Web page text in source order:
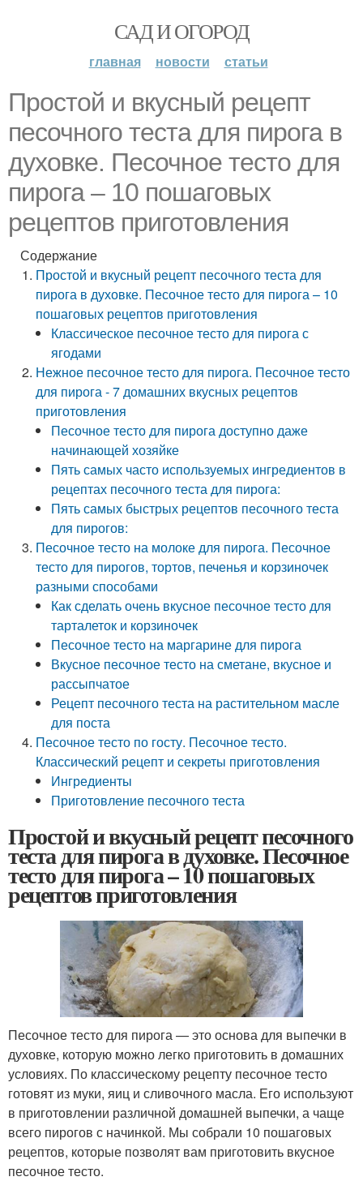
САД И ОГОРОД
главная новости статьи
Простой и вкусный рецепт
песочного теста для пирога в
духовке. Песочное тесто для
пирога – 10 пошаговых
рецептов приготовления
Содержание
Простой и вкусный рецепт песочного теста для
пирога в духовке. Песочное тесто для пирога – 10
пошаговых рецептов приготовления
Классическое песочное тесто для пирога с
ягодами
Нежное песочное тесто для пирога. Песочное тесто
для пирога - 7 домашних вкусных рецептов
приготовления
Песочное тесто для пирога доступно даже
начинающей хозяйке
Пять самых часто используемых ингредиентов в
рецептах песочного теста для пирога:
Пять самых быстрых рецептов песочного теста
для пирогов:
Песочное тесто на молоке для пирога. Песочное
тесто для пирогов, тортов, печенья и корзиночек
разными способами
Как сделать очень вкусное песочное тесто для
тарталеток и корзиночек
Песочное тесто на маргарине для пирога
Вкусное песочное тесто на сметане, вкусное и
рассыпчатое
Рецепт песочного теста на растительном масле
для поста
Песочное тесто по госту. Песочное тесто.
Классический рецепт и секреты приготовления
Ингредиенты
Приготовление песочного теста
Простой и вкусный рецепт песочного
теста для пирога в духовке. Песочное
тесто для пирога – 10 пошаговых
рецептов приготовления
Песочное тесто для пирога — это основа для выпечки в
духовке, которую можно легко приготовить в домашних
условиях. По классическому рецепту песочное тесто
готовят из муки, яиц и сливочного масла. Его используют
в приготовлении различной домашней выпечки, а чаще
всего пирогов с начинкой. Мы собрали 10 пошаговых
рецептов, которые позволят вам приготовить вкусное
песочное тесто.